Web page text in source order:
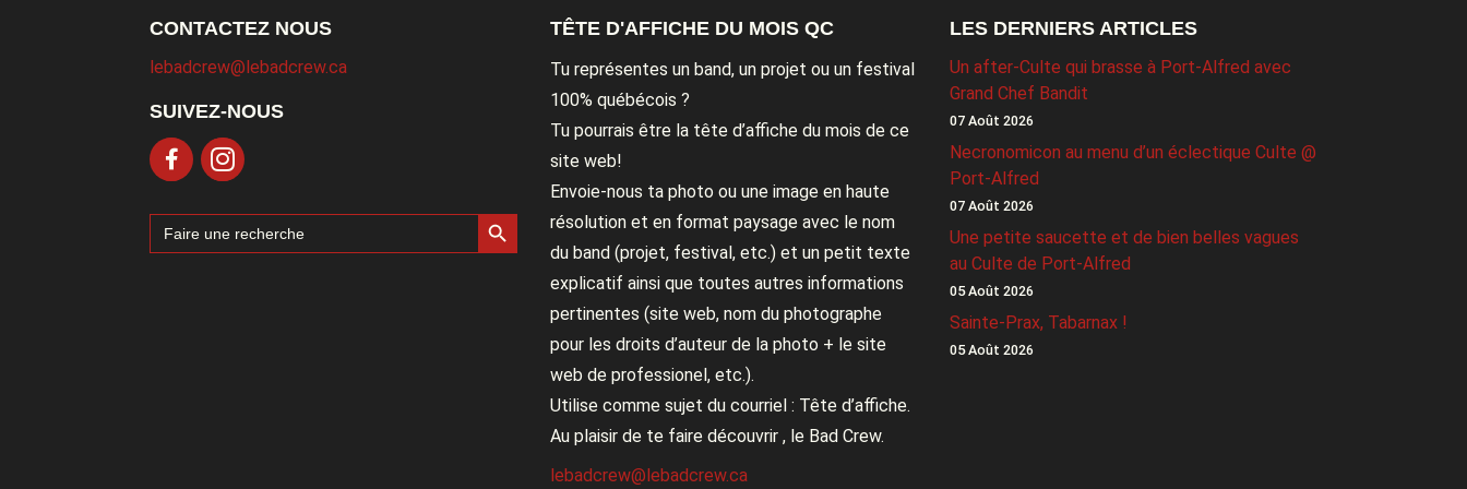
CONTACTEZ NOUS
lebadcrew@lebadcrew.ca
SUIVEZ-NOUS
Search
for:
Search Button
TÊTE D'AFFICHE DU MOIS QC
Tu représentes un band, un projet ou un festival
100% québécois ?
Tu pourrais être la tête d’affiche du mois de ce
site web!
Envoie-nous ta photo ou une image en haute
résolution et en format paysage avec le nom
du band (projet, festival, etc.) et un petit texte
explicatif ainsi que toutes autres informations
pertinentes (site web, nom du photographe
pour les droits d’auteur de la photo + le site
web de professionel, etc.).
Utilise comme sujet du courriel : Tête d’affiche.
Au plaisir de te faire découvrir , le Bad Crew.
lebadcrew@lebadcrew.ca
LES DERNIERS ARTICLES
Un after-Culte qui brasse à Port-Alfred avec
Grand Chef Bandit
07 Août 2026
Necronomicon au menu d’un éclectique Culte @
Port-Alfred
07 Août 2026
Une petite saucette et de bien belles vagues
au Culte de Port-Alfred
05 Août 2026
Sainte-Prax, Tabarnax !
05 Août 2026